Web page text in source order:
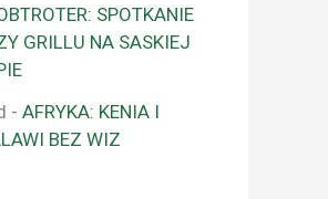
SPOTKANIE
GRILLU NA SASKIEJ
- AFRYKA: KENIA I
BEZ WIZ